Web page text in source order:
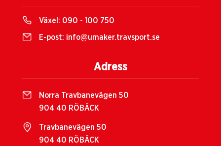
Växel: 090 - 100 750
E-post: info@umaker.travsport.se
Adress
Norra Travbanevägen 50
904 40 RÖBÄCK
Travbanevägen 50
904 40 RÖBÄCK